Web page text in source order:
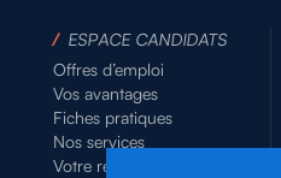
/ ESPACE CANDIDATS
Offres d’emploi
Vos avantages
Fiches pratiques
Nos services
Votre relevé d’heures